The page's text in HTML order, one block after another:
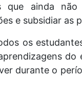
que ainda
e subsidiar as
os
durante o